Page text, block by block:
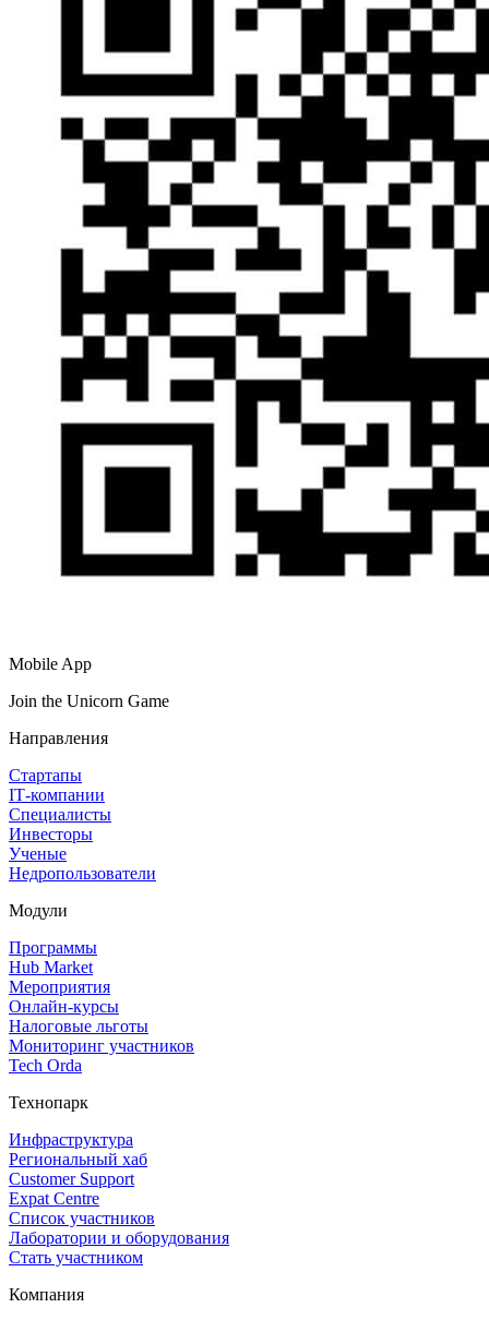
Mobile App
Join the Unicorn Game
Направления
Стартапы
IT‑компании
Специалисты
Инвесторы
Ученые
Недропользователи
Модули
Программы
Hub Market
Мероприятия
Онлайн‑курсы
Налоговые льготы
Мониторинг участников
Tech Orda
Технопарк
Инфраструктура
Региональный хаб
Customer Support
Expat Centre
Список участников
Лаборатории и оборудования
Стать участником
Компания